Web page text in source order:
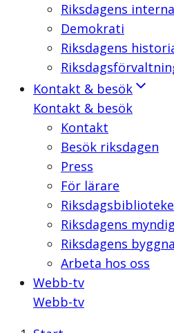
Riksdagens
Demokrati
Riksdagens
Kontakt & besök
Kontakt & besök
Kontakt
Besök riksdagen
Press
För lärare
Riksdagens
Riksdagens
Arbeta hos oss
Webb-tv
Webb-tv